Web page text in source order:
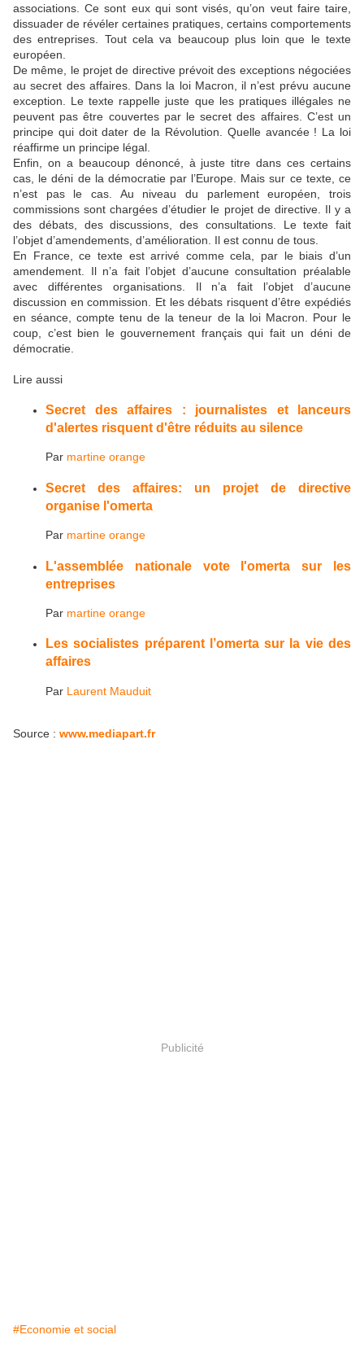
associations. Ce sont eux qui sont visés, qu’on veut faire taire,
dissuader de révéler certaines pratiques, certains comportements
des entreprises. Tout cela va beaucoup plus loin que le texte
européen.
De même, le projet de directive prévoit des exceptions négociées
au secret des affaires. Dans la loi Macron, il n’est prévu aucune
exception. Le texte rappelle juste que les pratiques illégales ne
peuvent pas être couvertes par le secret des affaires. C’est un
principe qui doit dater de la Révolution. Quelle avancée ! La loi
réaffirme un principe légal.
Enfin, on a beaucoup dénoncé, à juste titre dans ces certains
cas, le déni de la démocratie par l’Europe. Mais sur ce texte, ce
n’est pas le cas. Au niveau du parlement européen, trois
commissions sont chargées d’étudier le projet de directive. Il y a
des débats, des discussions, des consultations. Le texte fait
l’objet d’amendements, d’amélioration. Il est connu de tous.
En France, ce texte est arrivé comme cela, par le biais d’un
amendement. Il n’a fait l’objet d’aucune consultation préalable
avec différentes organisations. Il n’a fait l’objet d’aucune
discussion en commission. Et les débats risquent d’être expédiés
en séance, compte tenu de la teneur de la loi Macron. Pour le
coup, c’est bien le gouvernement français qui fait un déni de
démocratie.
Lire aussi
Secret des affaires : journalistes et lanceurs
d'alertes risquent d'être réduits au silence
Par martine orange
Secret des affaires: un projet de directive
organise l'omerta
Par martine orange
L'assemblée nationale vote l'omerta sur les
entreprises
Par martine orange
Les socialistes préparent l’omerta sur la vie des
affaires
Par Laurent Mauduit
Source : www.mediapart.fr
Publicité
#Economie et social